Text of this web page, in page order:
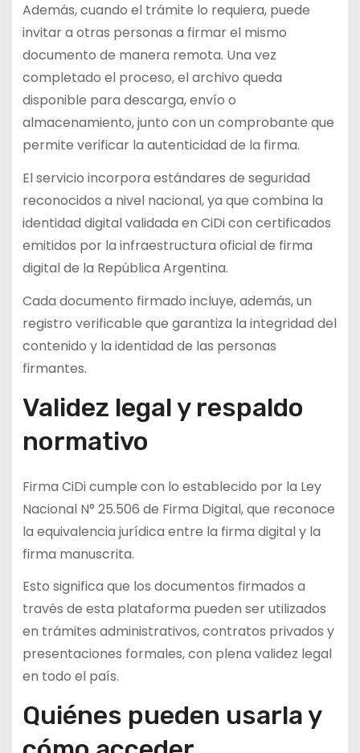
Además, cuando el trámite lo requiera, puede
invitar a otras personas a firmar el mismo
documento de manera remota. Una vez
completado el proceso, el archivo queda
disponible para descarga, envío o
almacenamiento, junto con un comprobante que
permite verificar la autenticidad de la firma.
El servicio incorpora estándares de seguridad
reconocidos a nivel nacional, ya que combina la
identidad digital validada en CiDi con certificados
emitidos por la infraestructura oficial de firma
digital de la República Argentina.
Cada documento firmado incluye, además, un
registro verificable que garantiza la integridad del
contenido y la identidad de las personas
firmantes.
Validez legal y respaldo
normativo
Firma CiDi cumple con lo establecido por la Ley
Nacional N° 25.506 de Firma Digital, que reconoce
la equivalencia jurídica entre la firma digital y la
firma manuscrita.
Esto significa que los documentos firmados a
través de esta plataforma pueden ser utilizados
en trámites administrativos, contratos privados y
presentaciones formales, con plena validez legal
en todo el país.
Quiénes pueden usarla y